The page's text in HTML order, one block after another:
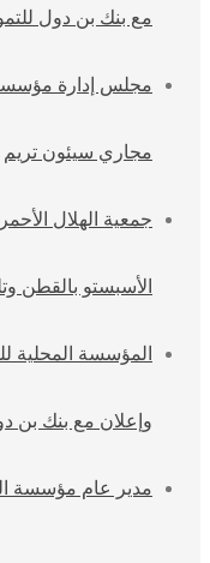
مع بنك بن دول
مجلس إدارة
مجاري سيئون تريم
جمعية الهلال
الأسبستو بالقطن
المؤسسة المحلية
وإعلان مع بنك بن
مدير عام مؤسسة